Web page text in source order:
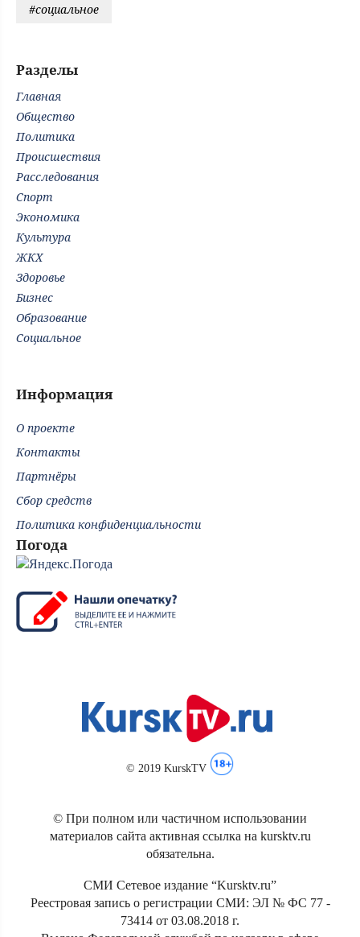
#социальное
Разделы
Главная
Общество
Политика
Происшествия
Расследования
Спорт
Экономика
Культура
ЖКХ
Здоровье
Бизнес
Образование
Социальное
Информация
О проекте
Контакты
Партнёры
Сбор средств
Политика конфиденциальности
Погода
© 2019 KurskTV
© При полном или частичном использовании
материалов сайта активная ссылка на kursktv.ru
обязательна.
СМИ Сетевое издание “Kursktv.ru”
Реестровая запись о регистрации СМИ: ЭЛ № ФС 77 -
73414 от 03.08.2018 г.